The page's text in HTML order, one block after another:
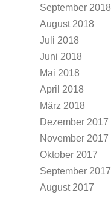
September 2018
August 2018
Juli 2018
Juni 2018
Mai 2018
April 2018
März 2018
Dezember 2017
November 2017
Oktober 2017
September 2017
August 2017